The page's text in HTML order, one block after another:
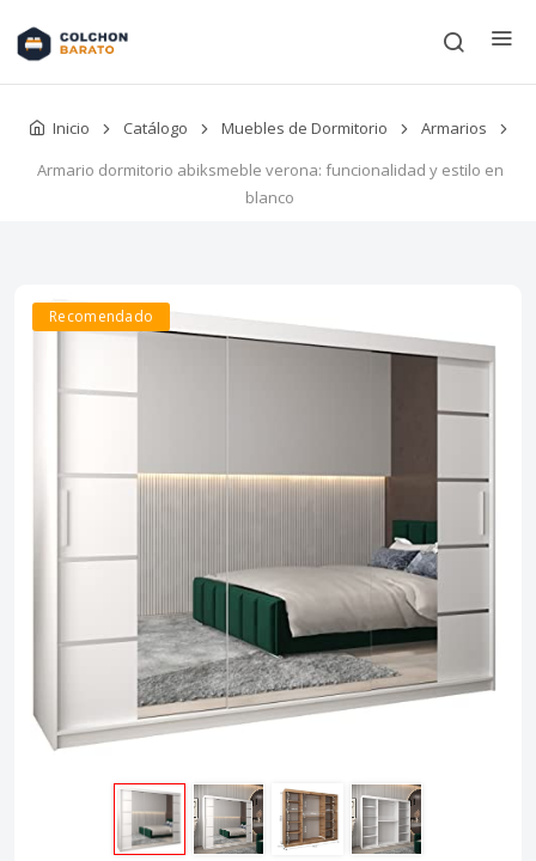
Inicio Catálogo Muebles de Dormitorio
Armarios
Armario dormitorio abiksmeble verona: funcionalidad y estilo en
blanco
Recomendado